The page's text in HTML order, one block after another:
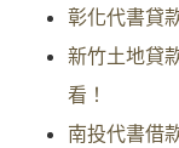
彰化代書貸
新竹土地貸
看！
南投代書借